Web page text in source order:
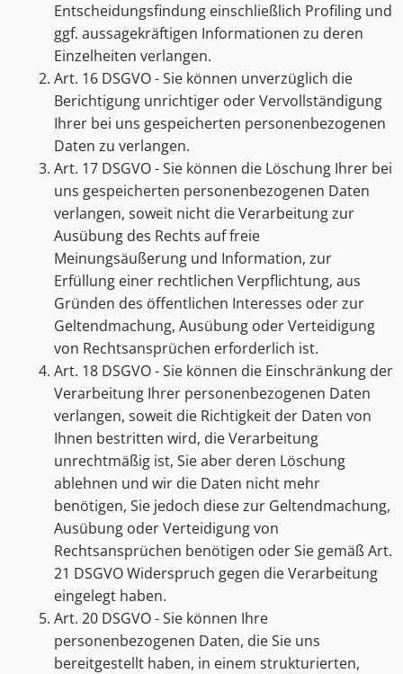
Entscheidungsfindung einschließlich Profiling und
ggf. aussagekräftigen Informationen zu deren
Einzelheiten verlangen.
Art. 16 DSGVO - Sie können unverzüglich die
Berichtigung unrichtiger oder Vervollständigung
Ihrer bei uns gespeicherten personenbezogenen
Daten zu verlangen.
Art. 17 DSGVO - Sie können die Löschung Ihrer bei
uns gespeicherten personenbezogenen Daten
verlangen, soweit nicht die Verarbeitung zur
Ausübung des Rechts auf freie
Meinungsäußerung und Information, zur
Erfüllung einer rechtlichen Verpflichtung, aus
Gründen des öffentlichen Interesses oder zur
Geltendmachung, Ausübung oder Verteidigung
von Rechtsansprüchen erforderlich ist.
Art. 18 DSGVO - Sie können die Einschränkung der
Verarbeitung Ihrer personenbezogenen Daten
verlangen, soweit die Richtigkeit der Daten von
Ihnen bestritten wird, die Verarbeitung
unrechtmäßig ist, Sie aber deren Löschung
ablehnen und wir die Daten nicht mehr
benötigen, Sie jedoch diese zur Geltendmachung,
Ausübung oder Verteidigung von
Rechtsansprüchen benötigen oder Sie gemäß Art.
21 DSGVO Widerspruch gegen die Verarbeitung
eingelegt haben.
Art. 20 DSGVO - Sie können Ihre
personenbezogenen Daten, die Sie uns
bereitgestellt haben, in einem strukturierten,